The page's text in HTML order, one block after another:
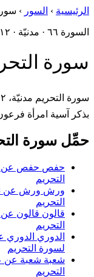
الرئيسية › السور ›
السورة ٦٦ · مدنيّة · ١٢ آية
سورة
بذكر آسية امرأة
حمِّل سورة
حفص حفص عن
التحريم
ورش ورش عن
التحريم
قالون قالون عن
التحريم
الدوري الدوري
لسورة التحريم
شعبة شعبة عن
التحريم